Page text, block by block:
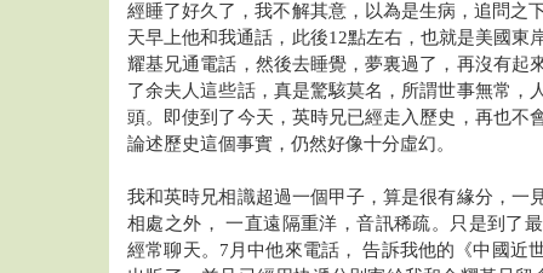
經睡了好久了，我不解其意，以為是生病，追問之
天早上他和我通話，此後12點左右，也就是美國東
耀基兄通電話，然後去睡覺，夢裏過了，再沒有起
了余夫人這些話，真是驚駭莫名，所謂世事無常，
頭。即使到了今天，英時兄已經走入歷史，再也不
論述歷史這個事實，仍然好像十分虛幻。
我和英時兄相識超過一個甲子，算是很有緣分，一
相處之外， 一直遠隔重洋，音訊稀疏。只是到了
經常聊天。7月中他來電話， 告訴我他的《中國近